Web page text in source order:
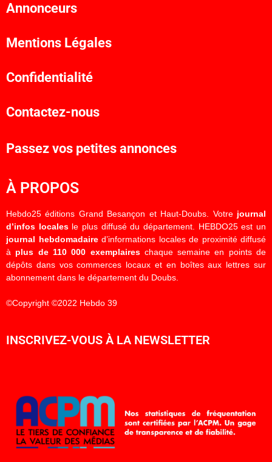
Annonceurs
Mentions Légales
Confidentialité
Contactez-nous
Passez vos petites annonces
À PROPOS
Hebdo25 éditions Grand Besançon et Haut-Doubs. Votre journal
d’infos localesle plus diffusé du département. HEBDO25 est un
journal hebdomadaired’informations locales de proximité diffusé
à plus de 110 000 exemplaireschaque semaine en points de
dépôts dans vos commerces locaux et en boîtes aux lettres sur
abonnement dans le département du Doubs.
©Copyright ©2022 Hebdo 39
INSCRIVEZ-VOUS À LA NEWSLETTER